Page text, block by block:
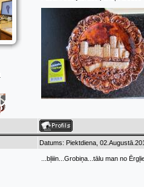
Datums: Piektdiena,
...bļiiin...Grobiņa...tālu man no